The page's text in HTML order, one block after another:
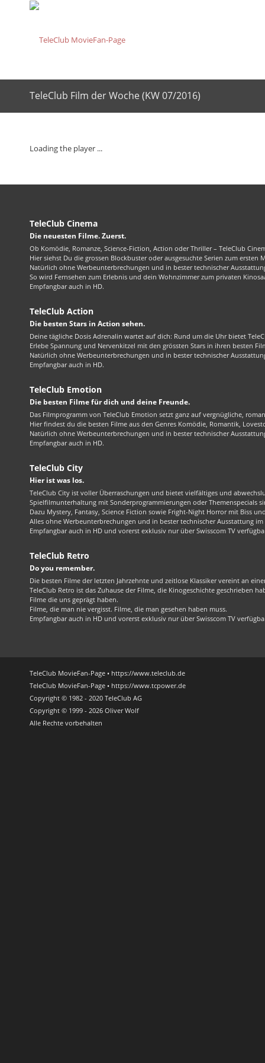
TeleClub Film der Woche (KW 07/2016)
Loading the player ...
TeleClub Cinema
Die neuesten Filme. Zuerst.
Ob Komödie, Romanze, Science-Fiction, Action oder Thriller – TeleClub
Hier siehst Du die grossen Blockbuster oder ausgesuchte Serien zum ersten
Natürlich ohne Werbeunterbrechungen und in bester technischer
So wird Fernsehen zum Erlebnis und dein Wohnzimmer zum privaten
Empfangbar auch in HD.
TeleClub Action
Die besten Stars in Action sehen.
Deine tägliche Dosis Adrenalin wartet auf dich: Rund um die Uhr bietet
Erlebe Spannung und Nervenkitzel mit den grössten Stars in ihren besten
Natürlich ohne Werbeunterbrechungen und in bester technischer
Empfangbar auch in HD.
TeleClub Emotion
Die besten Filme für dich und deine Freunde.
Das Filmprogramm von TeleClub Emotion setzt ganz auf vergnügliche,
Hier findest du die besten Filme aus den Genres Komödie, Romantik,
Natürlich ohne Werbeunterbrechungen und in bester technischer
Empfangbar auch in HD.
TeleClub City
Hier ist was los.
TeleClub City ist voller Überraschungen und bietet vielfältiges und
Spielfilmunterhaltung mit Sonderprogrammierungen oder Themenspecials
Dazu Mystery, Fantasy, Science Fiction sowie Fright-Night Horror mit Biss
Alles ohne Werbeunterbrechungen und in bester technischer Ausstattung
Empfangbar auch in HD und vorerst exklusiv nur über Swisscom TV
TeleClub Retro
Do you remember.
Die besten Filme der letzten Jahrzehnte und zeitlose Klassiker vereint an
TeleClub Retro ist das Zuhause der Filme, die Kinogeschichte geschrieben
Filme die uns geprägt haben.
Filme, die man nie vergisst. Filme, die man gesehen haben muss.
Empfangbar auch in HD und vorerst exklusiv nur über Swisscom TV
TeleClub MovieFan-Page • https://www.teleclub.de
TeleClub MovieFan-Page • https://www.tcpower.de
Copyright © 1982 - 2020 TeleClub AG
Copyright © 1999 - 2026 Oliver Wolf
Alle Rechte vorbehalten